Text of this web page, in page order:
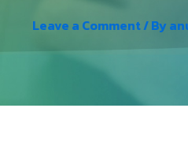
Leave a Comment/ By